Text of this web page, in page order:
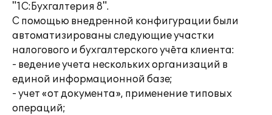
"1С:Бухгалтерия 8".
С помощью внедренной конфигурации были
автоматизированы следующие участки
налогового и бухгалтерского учёта клиента:
- ведение учета нескольких организаций в
единой информационной базе;
- учет «от документа», применение типовых
операций;